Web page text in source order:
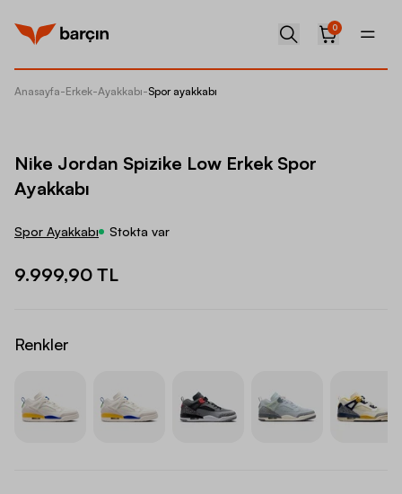
0
Anasayfa-Erkek-Ayakkabı-Spor ayakkabı
Nike Jordan Spizike Low Erkek Spor
Ayakkabı
Spor Ayakkabı Stokta var
9.999,90 TL
Renkler